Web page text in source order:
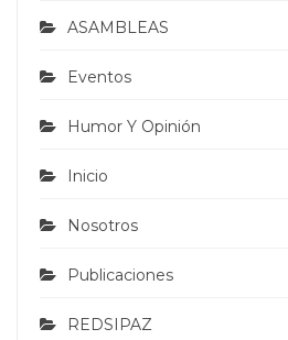
ASAMBLEAS
Eventos
Humor Y Opinión
Inicio
Nosotros
Publicaciones
REDSIPAZ